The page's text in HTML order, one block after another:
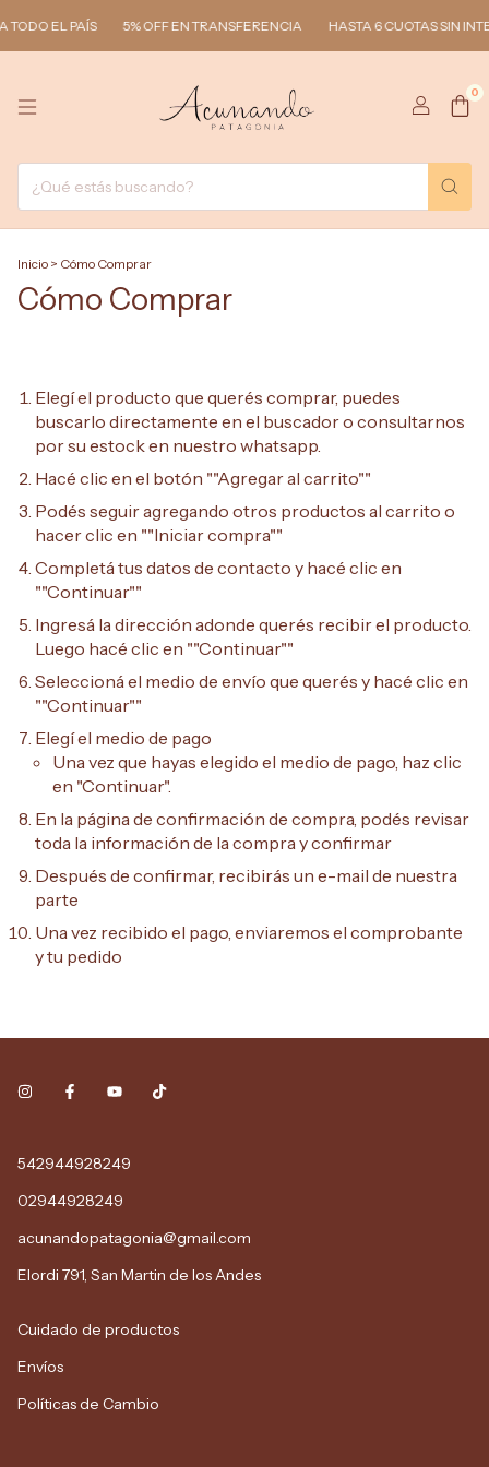
TODO EL PAÍS 5% OFF EN TRANSFERENCIA HASTA 6 CUOTAS SIN
0
Inicio > Cómo Comprar
Cómo Comprar
Elegí el producto que querés comprar, puedes
buscarlo directamente en el buscador o consultarnos
por su estock en nuestro whatsapp.
Hacé clic en el botón ""Agregar al carrito""
Podés seguir agregando otros productos al carrito o
hacer clic en ""Iniciar compra""
Completá tus datos de contacto y hacé clic en
""Continuar""
Ingresá la dirección adonde querés recibir el producto.
Luego hacé clic en ""Continuar""
Seleccioná el medio de envío que querés y hacé clic en
""Continuar""
Elegí el medio de pago
Una vez que hayas elegido el medio de pago, haz clic
en "Continuar".
En la página de confirmación de compra, podés revisar
toda la información de la compra y confirmar
Después de confirmar, recibirás un e-mail de nuestra
parte
Una vez recibido el pago, enviaremos el comprobante
y tu pedido
542944928249
02944928249
acunandopatagonia@gmail.com
Elordi 791, San Martin de los Andes
Cuidado de productos
Envíos
Políticas de Cambio